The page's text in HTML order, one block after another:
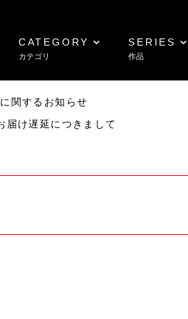
CATEGORY
カテゴリ
SERIES
作品
関するお知らせ
け遅延につきまして